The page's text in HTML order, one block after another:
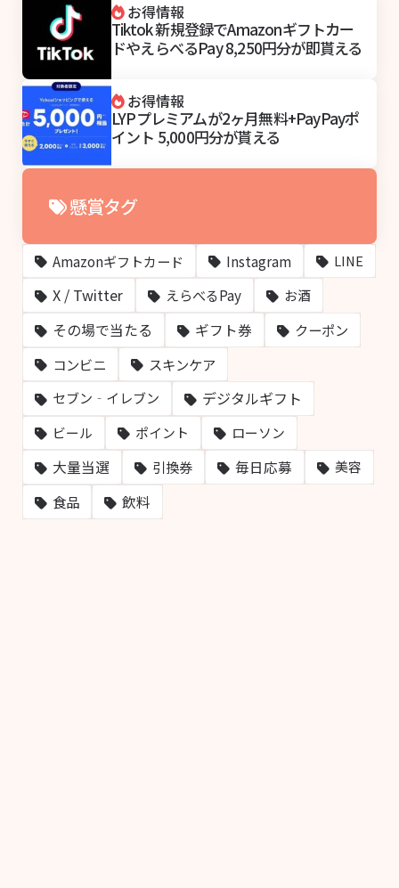
お得情報
Tiktok 新規登録でAmazonギフトカー
ドやえらべるPay 8,250円分が即貰える
お得情報
LYPプレミアムが2ヶ月無料+PayPayポ
イント 5,000円分が貰える
懸賞タグ
Amazonギフトカード Instagram LINE
X / Twitter えらべるPay お酒
その場で当たる ギフト券
クーポン
コンビニ
スキンケア
セブン‐イレブン デジタルギフト
ビール ポイント ローソン
大量当選 引換券 毎日応募 美容
食品 飲料